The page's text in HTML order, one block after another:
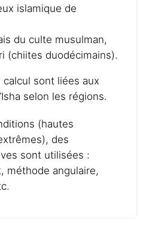
islamique de
du culte musulman,
(chiites duodécimains).
sont liées aux
selon les régions.
(hautes
des
sont utilisées :
méthode angulaire,